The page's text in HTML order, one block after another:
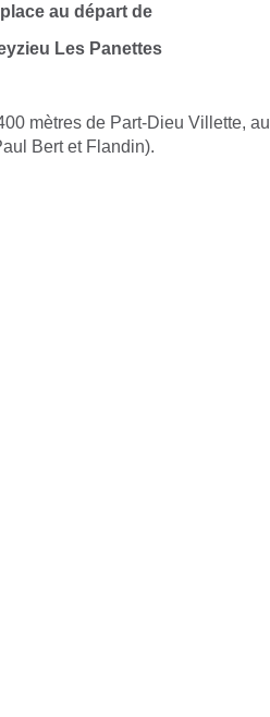
au départ de
Les Panettes
mètres de Part-Dieu Villette, au
Bert et Flandin).